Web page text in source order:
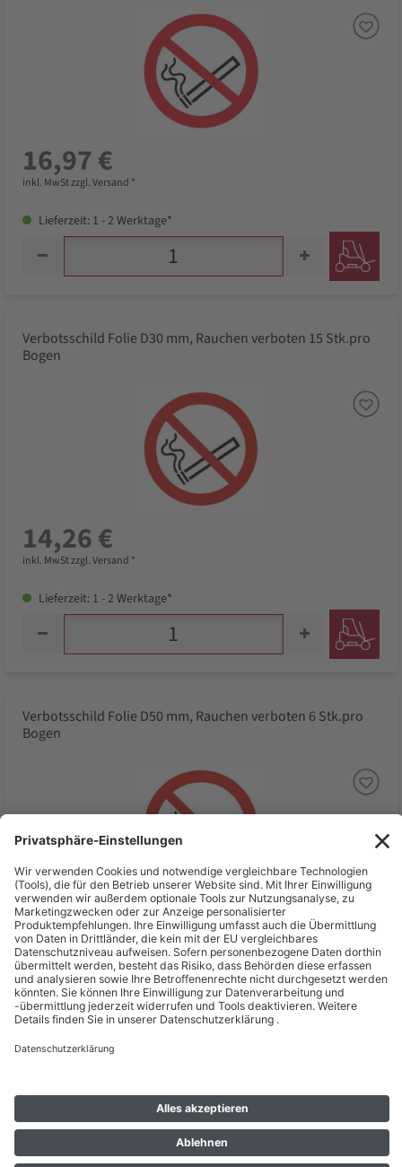
16,97 €
inkl. MwSt zzgl. Versand *
Lieferzeit: 1 - 2 Werktage*
Verbotsschild Folie D30 mm, Rauchen verboten 15 Stk.pro
Bogen
14,26 €
inkl. MwSt zzgl. Versand *
Lieferzeit: 1 - 2 Werktage*
Verbotsschild Folie D50 mm, Rauchen verboten 6 Stk.pro
Bogen
10,73 €
inkl. MwSt zzgl. Versand *
Lieferzeit: 1 - 2 Werktage*
Verbotsschild Aluminium D100 mm, Rauchen verboten